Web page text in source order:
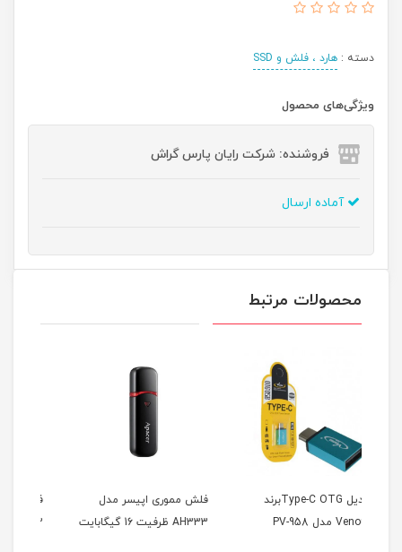
دسته : هارد ، فلش و SSD
ویژگی‌های محصول
فروشنده: شرکت رایان پارس گراش
آماده ارسال
محصولات مرتبط
فلش مموری اپیسر مدل
AH333 ظرفیت 16 گیگابایت
فلش مموری وریتی مدل
T212 ظرفیت 16گیگابایت